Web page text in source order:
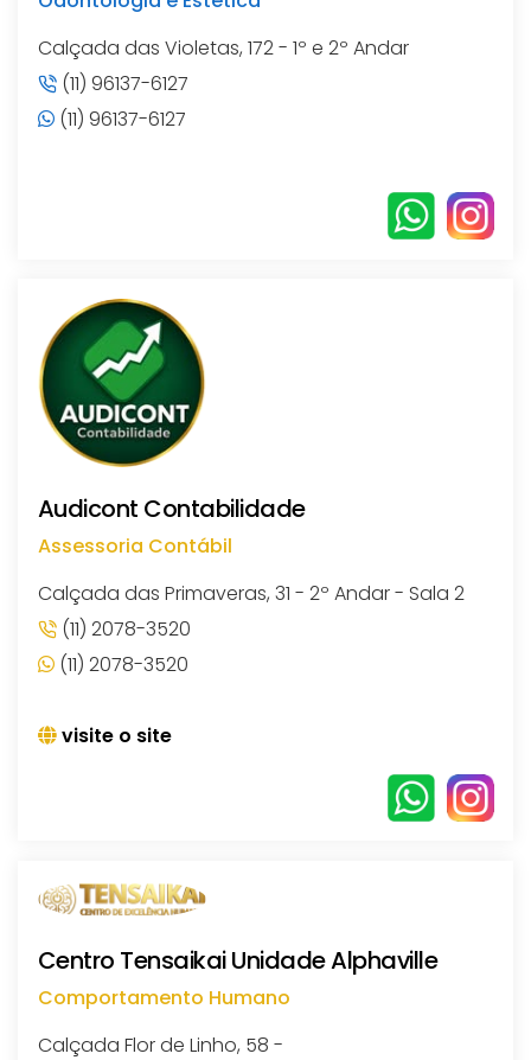
Calçada das Violetas, 172 - 1º e 2º Andar
(11) 96137-6127
(11) 96137-6127
Audicont Contabilidade
Assessoria Contábil
Calçada das Primaveras, 31 - 2º Andar - Sala 2
(11) 2078-3520
(11) 2078-3520
visite o site
Centro Tensaikai Unidade Alphaville
Comportamento Humano
Calçada Flor de Linho, 58 -